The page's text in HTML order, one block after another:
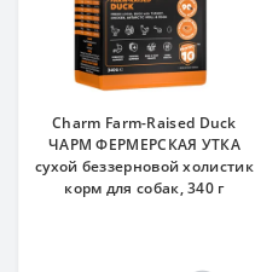
Charm Farm-Raised Duck
ЧАРМ ФЕРМЕРСКАЯ УТКА
сухой беззерновой холистик
корм для собак, 340 г